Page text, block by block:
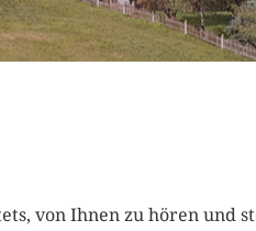
von Ihnen zu hören und